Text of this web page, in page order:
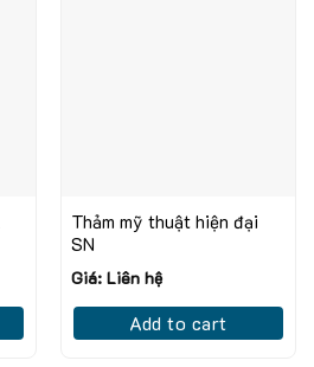
Thảm mỹ thuật hiện đại
SN
Giá: Liên hệ
Add to cart